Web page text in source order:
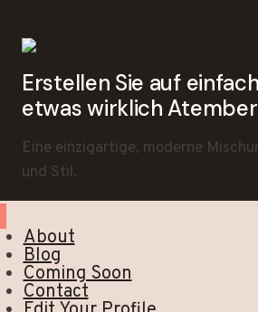
Erstellen Sie auf
etwas wirklich
Eine einzigartige, moderne
und Stil.
About
Blog
Coming Soon
Contact